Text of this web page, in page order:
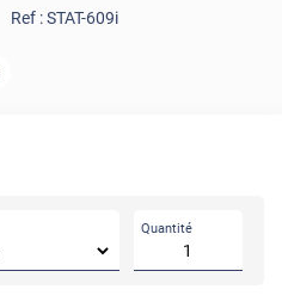
Ref :STAT-609i
Quantité